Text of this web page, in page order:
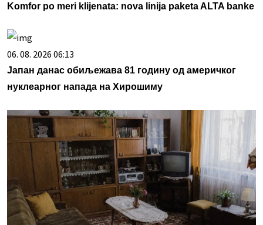
Komfor po meri klijenata: nova linija paketa ALTA banke
06. 08. 2026 06:13
Јапан данас обиљежава 81 годину од америчког
нуклеарног напада на Хирошиму